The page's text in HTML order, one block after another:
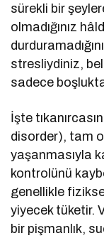
sürekli bir
olmadığınız
stresliydiniz,
sadece
İşte
disorder), tam
yaşanmasıyla
kontrolünü
genellikle
yiyecek tüketir.
bir pişmanlık,